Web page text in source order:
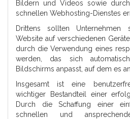
Bildern und Videos sowie
schnellen Webhosting-Dienstes
Drittens sollten Unternehmen
Website auf verschiedenen
durch die Verwendung eines
werden, das sich
Bildschirms anpasst, auf dem es
Insgesamt ist eine
wichtiger Bestandteil einer
Durch die Schaffung einer
schnellen und